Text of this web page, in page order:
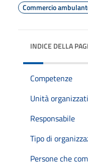
Commercio
INDICE DELLA
Competenze
Unità
Responsabile
Tipo di
Persone che